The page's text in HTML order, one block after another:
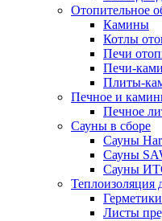
Отопительное
Камины
Котлы
Печи
Печи-
Плиты-
Печное и
Печное
Сауны в сборе
Cауны
Сауны
Сауны
Теплоизоляция
Герметики
Листы